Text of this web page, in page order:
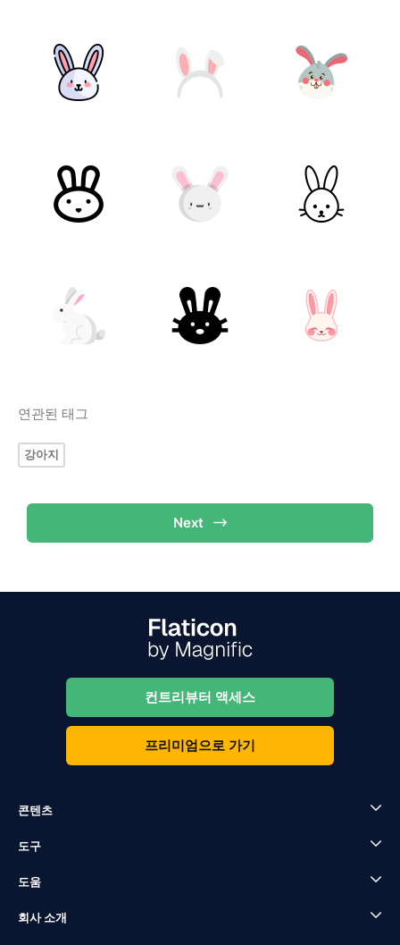
연관된 태그
강아지
Next
컨트리뷰터 액세스
프리미엄으로 가기
콘텐츠
도구
도움
회사 소개